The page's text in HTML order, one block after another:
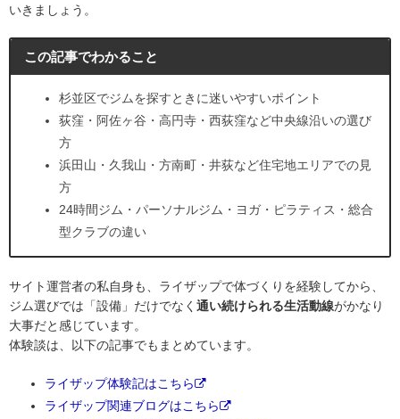
いきましょう。
この記事でわかること
杉並区でジムを探すときに迷いやすいポイント
荻窪・阿佐ヶ谷・高円寺・西荻窪など中央線沿いの選び
方
浜田山・久我山・方南町・井荻など住宅地エリアでの見
方
24時間ジム・パーソナルジム・ヨガ・ピラティス・総合
型クラブの違い
サイト運営者の私自身も、ライザップで体づくりを経験してから、
ジム選びでは「設備」だけでなく 通い続けられる生活動線がかなり
大事だと感じています。
体験談は、以下の記事でもまとめています。
ライザップ体験記はこちら
ライザップ関連ブログはこちら